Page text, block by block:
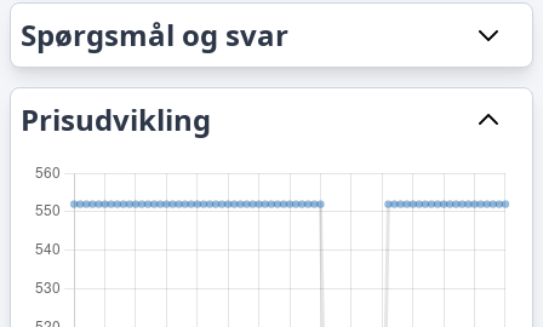
Spørgsmål og svar
Prisudvikling